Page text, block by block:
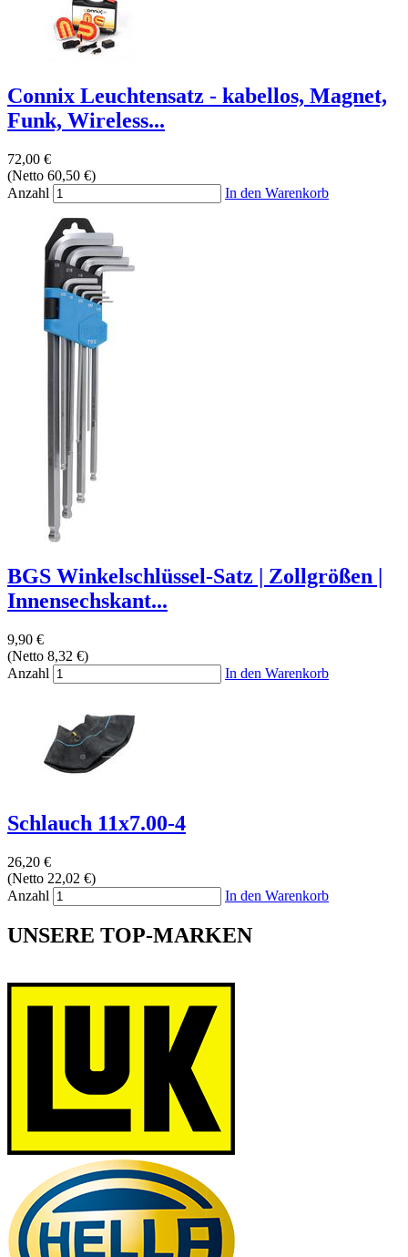
Connix Leuchtensatz - kabellos, Magnet,
Funk, Wireless...
72,00 €
(Netto 60,50 €)
Anzahl
In den Warenkorb
BGS Winkelschlüssel-Satz | Zollgrößen |
Innensechskant...
9,90 €
(Netto 8,32 €)
Anzahl
In den Warenkorb
Schlauch 11x7.00-4
26,20 €
(Netto 22,02 €)
Anzahl
In den Warenkorb
UNSERE TOP-MARKEN